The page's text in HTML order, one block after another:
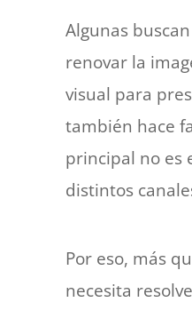
Algunas
renovar la
visual para
también hace
principal no es
distintos
Por eso, más
necesita